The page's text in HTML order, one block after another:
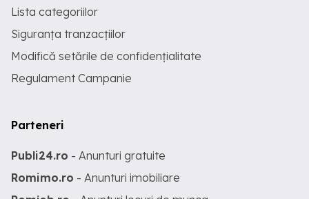
Lista categoriilor
Siguranța tranzacțiilor
Modifică setările de confidențialitate
Regulament Campanie
Parteneri
Publi24.ro - Anunturi gratuite
Romimo.ro - Anunturi imobiliare